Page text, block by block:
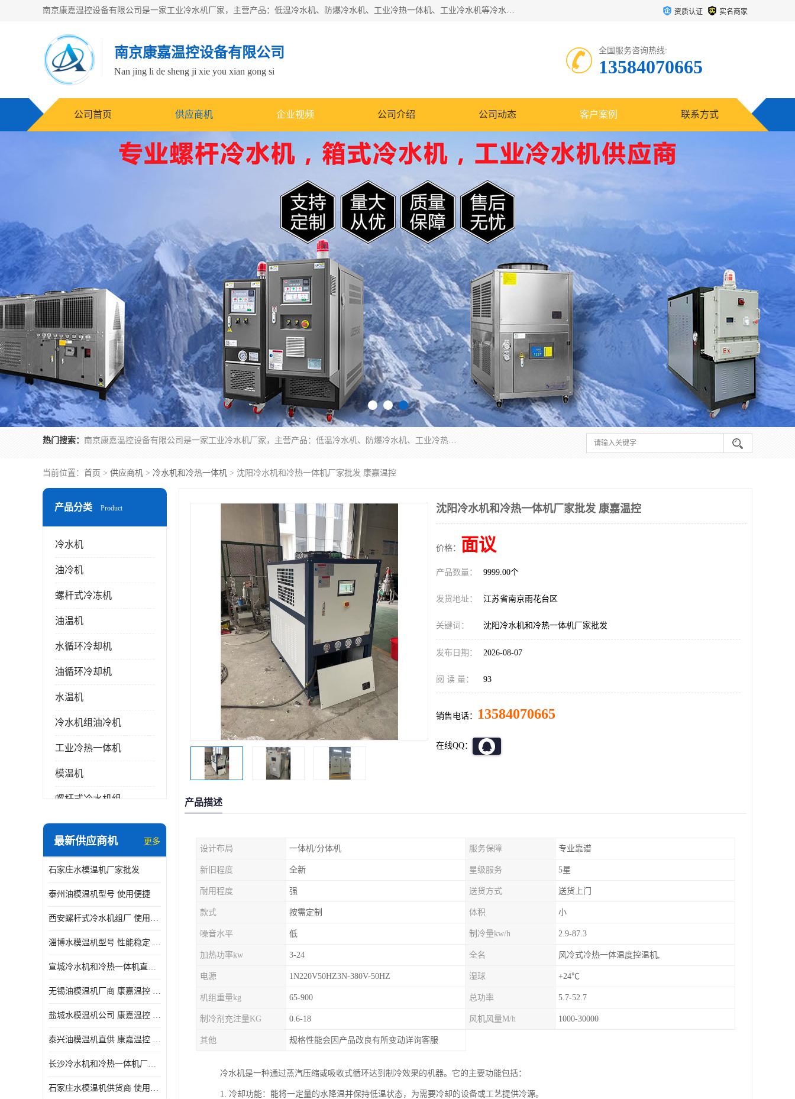
南京康嘉温控设备有限公司是一家工业冷水机厂家，主营产品：低温冷水机、防爆冷水机、工业冷热一体机、工业冷水机等冷水机，公司依托南京工业大学的技术，汇集众多业内技术，不断管理模式，使得我们的产品始终处于国内成员之一水平，在业界享有很高赞誉，是欧洲、北美、中东、东南亚等多个国家和地区。 资质认证 实名商家
南京康嘉温控设备有限公司
Nan jing li de sheng ji xie you xian gong si
全国服务咨询热线:
13584070665
公司首页 供应商机 企业视频 公司介绍 公司动态 客户案例 联系方式
热门搜索： 南京康嘉温控设备有限公司是一家工业冷水机厂家，主营产品：低温冷水机、防爆冷水机、工业冷热一体机、工业冷水机等冷水机，公司依托南京工业大学的技术，汇集众多业内技术，不断管理模式，使得我们的产品始终处于国内成员之一水平，在业界享有很高赞誉，是欧洲、北美、中东、东南亚等多个国家和地区。
当前位置： 首页 > 供应商机 > 冷水机和冷热一体机 > 沈阳冷水机和冷热一体机厂家批发 康嘉温控
产品分类 Product
冷水机
油冷机
螺杆式冷冻机
油温机
水循环冷却机
油循环冷却机
水温机
冷水机组油冷机
工业冷热一体机
模温机
螺杆式冷水机组
冷水机和冷热一体机
防爆冷水机
最新供应商机 更多
石家庄水模温机厂家批发
泰州油模温机型号 使用便捷
西安螺杆式冷水机组厂 使用便捷
淄博水模温机型号 性能稳定 康嘉温控
宣城冷水机和冷热一体机直供 操作方便
无锡油模温机厂商 康嘉温控 性能稳定
盐城水模温机公司 康嘉温控 操作方便
泰兴油模温机直供 康嘉温控 使用便捷
长沙冷水机和冷热一体机厂家电话 库存充足
石家庄水模温机供货商 使用便捷
沈阳冷水机和冷热一体机厂家批发 康嘉温控
价格： 面议
产品数量： 9999.00个
发货地址： 江苏省南京雨花台区
关键词： 沈阳冷水机和冷热一体机厂家批发
发布日期： 2026-08-07
阅 读 量： 93
销售电话： 13584070665
在线QQ：
产品描述
设计布局 一体机/分体机 服务保障 专业靠谱
新旧程度 全新 星级服务 5星
耐用程度 强 送货方式 送货上门
款式 按需定制 体积 小
噪音水平 低 制冷量kw/h 2.9-87.3
加热功率kw 3-24 全名 风冷式冷热一体温度控温机,
电源 1N220V50HZ3N-380V-50HZ 湿球 +24℃
机组重量kg 65-900 总功率 5.7-52.7
制冷剂充注量KG 0.6-18 风机风量M/h 1000-30000
其他 规格性能会因产品改良有所变动详询客服
冷水机是一种通过蒸汽压缩或吸收式循环达到制冷效果的机器。它的主要功能包括：
1. 冷却功能：能将一定量的水降温并保持低温状态，为需要冷却的设备或工艺提供冷源。